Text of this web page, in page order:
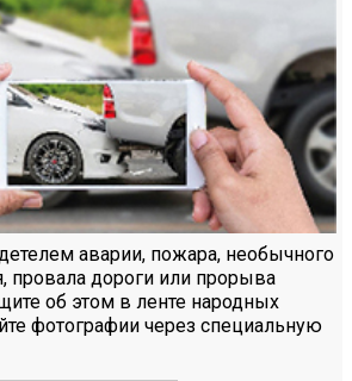
аварии, пожара, необычного
провала дороги или прорыва
об этом в ленте народных
фотографии через специальную